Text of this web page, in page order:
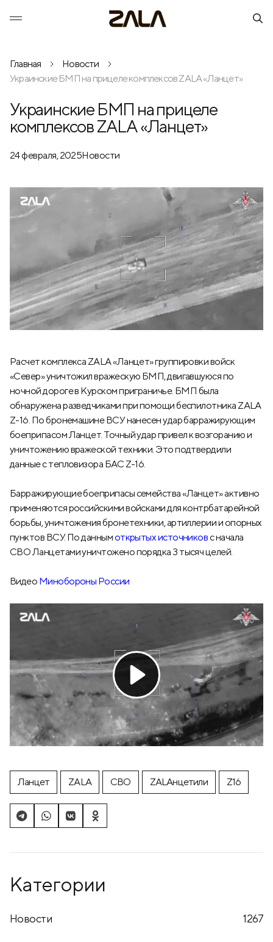
Главная
Новости
Украинские БМП на прицеле комплексов ZALA «Ланцет»
Украинские БМП на прицеле
комплексов ZALA «Ланцет»
24 февраля, 2025Новости
Расчет комплекса ZALA «Ланцет» группировки войск
«Север» уничтожил вражескую БМП, двигавшуюся по
ночной дороге в Курском приграничье. БМП была
обнаружена разведчиками при помощи беспилотника ZALA
Z-16. По бронемашине ВСУ нанесен удар барражирующим
боеприпасом Ланцет. Точный удар привел к возгоранию и
уничтожению вражеской техники. Это подтвердили
данные с тепловизора БАС Z-16.
Барражирующие боеприпасы семейства «Ланцет» активно
применяются российскими войсками для контрбатарейной
борьбы, уничтожения бронетехники, артиллерии и опорных
пунктов ВСУ. По даннымоткрытых источниковс начала
СВО Ланцетами уничтожено порядка 3 тысяч целей.
Видео Минобороны России
Ланцет ZALA СВО ZALAнцетили Z16
Категории
Новости 1267